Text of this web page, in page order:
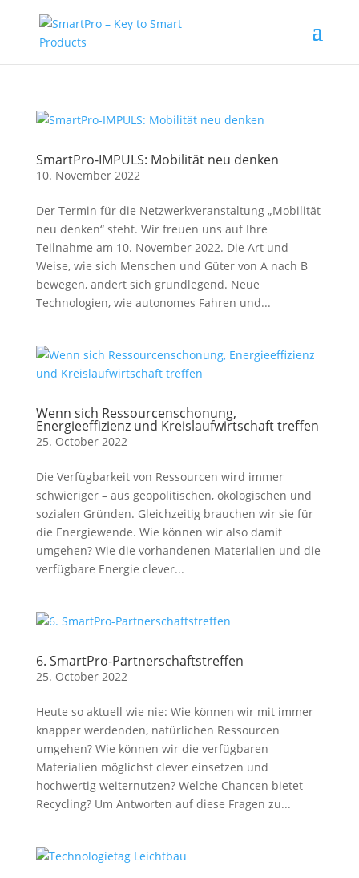
SmartPro-IMPULS: Mobilität neu denken
10. November 2022
Der Termin für die Netzwerkveranstaltung „Mobilität
neu denken“ steht. Wir freuen uns auf Ihre
Teilnahme am 10. November 2022. Die Art und
Weise, wie sich Menschen und Güter von A nach B
bewegen, ändert sich grundlegend. Neue
Technologien, wie autonomes Fahren und...
Wenn sich Ressourcenschonung,
Energieeffizienz und Kreislaufwirtschaft treffen
25. October 2022
Die Verfügbarkeit von Ressourcen wird immer
schwieriger – aus geopolitischen, ökologischen und
sozialen Gründen. Gleichzeitig brauchen wir sie für
die Energiewende. Wie können wir also damit
umgehen? Wie die vorhandenen Materialien und die
verfügbare Energie clever...
6. SmartPro-Partnerschaftstreffen
25. October 2022
Heute so aktuell wie nie: Wie können wir mit immer
knapper werdenden, natürlichen Ressourcen
umgehen? Wie können wir die verfügbaren
Materialien möglichst clever einsetzen und
hochwertig weiternutzen? Welche Chancen bietet
Recycling? Um Antworten auf diese Fragen zu...